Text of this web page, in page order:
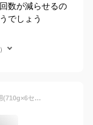
数が減らせるの
でしょう
無香空間 ペット用 置き型 消臭ビーズ 詰替用(710g×6セット)【無香空間】